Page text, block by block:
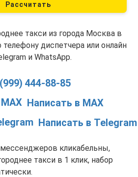
Рассчитать
такси из города Москва в
диспетчера или онлайн
и WhatsApp.
444-88-85
Написать в MAX
Написать в Telegram
кликабельны,
такси в 1 клик, набор